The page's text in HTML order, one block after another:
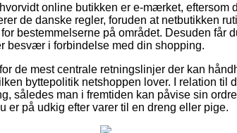
online butikken er e-mærket, eftersom
de danske regler, foruden at netbutikken
bestemmelserne på området. Desuden får
besvær i forbindelse med din shopping.
de mest centrale retningslinjer der kan
byttepolitik netshoppen lover. I relation til
således man i fremtiden kan påvise sin
er på udkig efter varer til en dreng eller pige.